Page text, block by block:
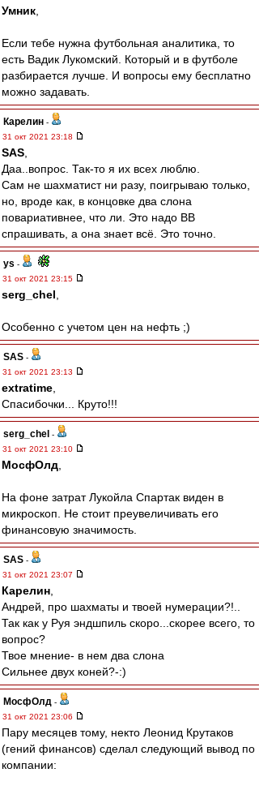
Умник
Если тебе нужна футбольная аналитика, то
есть Вадик Лукомский. Который и в футболе
разбирается лучше. И вопросы ему бесплатно
можно задавать.
Карелин -
31 окт 2021 23:18
SAS
Даа..вопрос. Так-то я их всех люблю.
Сам не шахматист ни разу, поигрываю только,
но, вроде как, в концовке два слона
повариативнее, что ли. Это надо ВВ
спрашивать, а она знает всё. Это точно.
ys -
31 окт 2021 23:15
serg_chel
Особенно с учетом цен на нефть ;)
SAS -
31 окт 2021 23:13
extratime
Спасибочки... Круто!!!
serg_chel -
31 окт 2021 23:10
МосфОлд
На фоне затрат Лукойла Спартак виден в
микроскоп. Не стоит преувеличивать его
финансовую значимость.
SAS -
31 окт 2021 23:07
Карелин
Андрей, про шахматы и твоей нумерации?!..
Так как у Руя эндшпиль скоро...скорее всего, то
вопрос?
Твое мнение- в нем два слона
Сильнее двух коней?-:)
МосфОлд -
31 окт 2021 23:06
Пару месяцев тому, некто Леонид Крутаков
(гений финансов) сделал следующий вывод по
компании: